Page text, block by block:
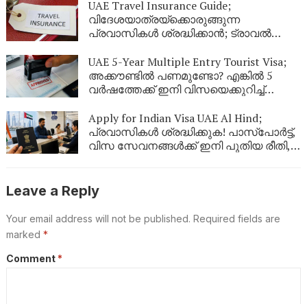
സർവീസുകൾ
UAE Travel Insurance Guide;
വിദേശയാത്രയ്ക്കൊരുങ്ങുന്ന
പ്രവാസികൾ ശ്രദ്ധിക്കാൻ; ട്രാവൽ
കാര്യങ്ങൾ ഉറപ്പുവരുത്തുക
UAE 5-Year Multiple Entry Tourist Visa;
അക്കൗണ്ടിൽ പണമുണ്ടോ? എങ്കിൽ 5
വർഷത്തേക്ക് ഇനി വിസയെക്കുറിച്ച്
കിടിലൻ ഓഫർ പ്രവാസികൾ അറിയാതെ
പോകരുത്
Apply for Indian Visa UAE Al Hind;
പ്രവാസികൾ ശ്രദ്ധിക്കുക! പാസ്‌പോർട്ട്,
വിസ സേവനങ്ങൾക്ക് ഇനി പുതിയ രീതി,
Leave a Reply
Your email address will not be published. Required fields are
marked *
Comment *